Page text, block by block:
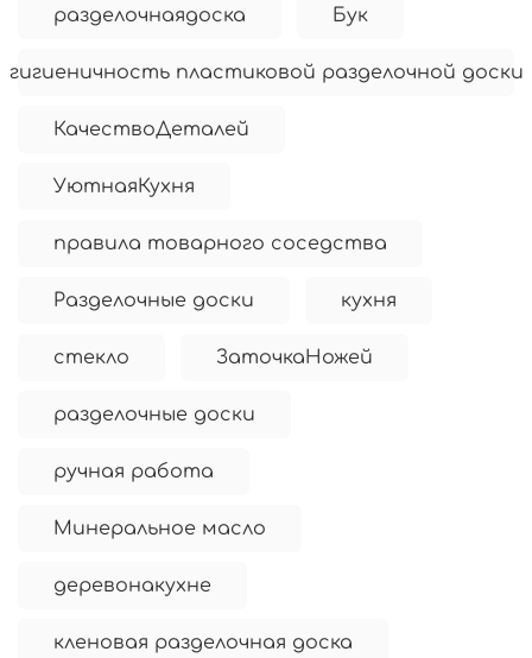
разделочнаядоска Бук
гигиеничность пластиковой разделочной доски
КачествоДеталей
УютнаяКухня
правила товарного соседства
Разделочные доски кухня
стекло ЗаточкаНожей
разделочные доски
ручная работа
Минеральное масло
деревонакухне
кленовая разделочная доска